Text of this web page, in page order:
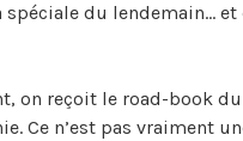
spéciale du lendemain…
on reçoit le road-book
Ce n’est pas vraiment